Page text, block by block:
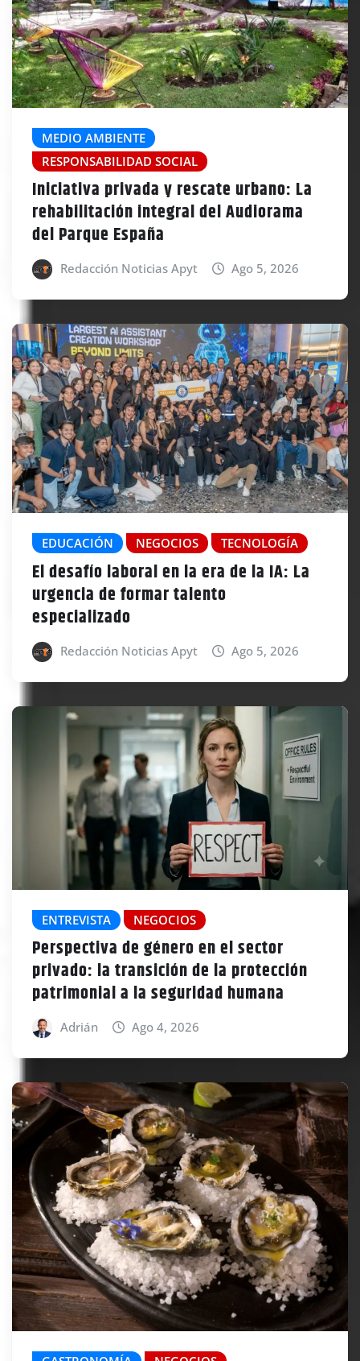
MEDIO AMBIENTE
RESPONSABILIDAD SOCIAL
Iniciativa privada y rescate urbano: La
rehabilitación integral del Audiorama
del Parque España
Redacción Noticias Apyt Ago 5, 2026
EDUCACIÓN NEGOCIOS TECNOLOGÍA
El desafío laboral en la era de la IA: La
urgencia de formar talento
especializado
Redacción Noticias Apyt Ago 5, 2026
ENTREVISTA NEGOCIOS
Perspectiva de género en el sector
privado: la transición de la protección
patrimonial a la seguridad humana
Adrián Ago 4, 2026